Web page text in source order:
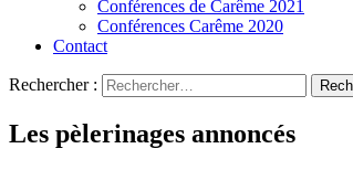
Conférences de Carême 2021
Conférences Carême 2020
Contact
Rechercher :
Les pèlerinages annoncés